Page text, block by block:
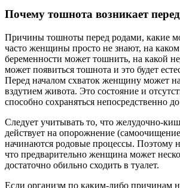
Почему тошнота возникает
Причины тошноты перед родами, какие
часто женщины просто не знают, на каком
беременности может тошнить, на какой
может появиться тошнота и это будет
Перед началом схваток женщину может
вздутием живота. Это состояние и
способно сохраняться непосредственно
Следует учитывать то, что желудочно-
действует на опорожнение
начинаются родовые процессы. Поэтому
что предварительно женщина может
достаточно обильно сходить в туалет.
Если организм по каким-либо причинам